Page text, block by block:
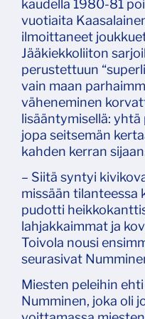
kaudella 1980-81
vuotiaita
ilmoittaneet
Jääkiekkoliiton
perustettuun
vain maan
väheneminen
lisääntymisellä:
jopa seitsemän
kahden kerran
– Siitä syntyi
missään tilanteessa
pudotti
lahjakkaimmat ja
Toivola nousi
seurasivat
Miesten peleihin
Numminen, joka oli